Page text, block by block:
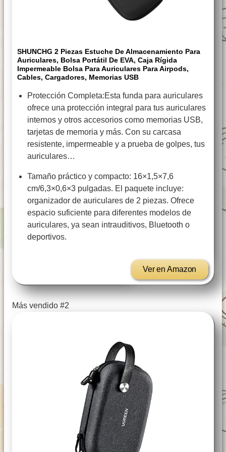
SHUNCHG 2 Piezas Estuche De Almacenamiento Para
Auriculares, Bolsa Portátil De EVA, Caja Rígida
Impermeable Bolsa Para Auriculares Para Airpods,
Cables, Cargadores, Memorias USB
Protección Completa:Esta funda para auriculares
ofrece una protección integral para tus auriculares
internos y otros accesorios como memorias USB,
tarjetas de memoria y más. Con su carcasa
resistente, impermeable y a prueba de golpes, tus
auriculares…
Tamaño práctico y compacto: 16×1,5×7,6
cm/6,3×0,6×3 pulgadas. El paquete incluye:
organizador de auriculares de 2 piezas. Ofrece
espacio suficiente para diferentes modelos de
auriculares, ya sean intrauditivos, Bluetooth o
deportivos.
Ver en Amazon
Más vendido #2